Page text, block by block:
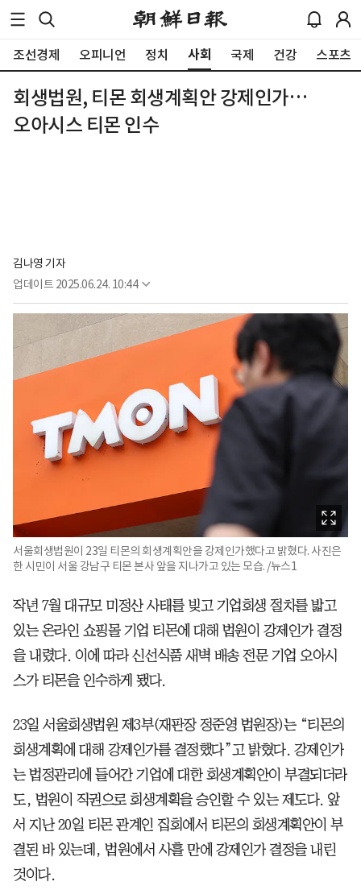
조선경제 오피니언 정치 사회 국제 건강 스포츠
회생법원, 티몬 회생계획안 강제인가…
오아시스 티몬 인수
김나영 기자
업데이트 2025.06.24. 10:44
서울회생법원이 23일 티몬의 회생계획안을 강제인가했다고 밝혔다. 사진은
한 시민이 서울 강남구 티몬 본사 앞을 지나가고 있는 모습. /뉴스1
작년 7월 대규모 미정산 사태를 빚고 기업회생 절차를 밟고
있는 온라인 쇼핑몰 기업 티몬에 대해 법원이 강제인가 결정
을 내렸다. 이에 따라 신선식품 새벽 배송 전문 기업 오아시
스가 티몬을 인수하게 됐다.
23일 서울회생법원 제3부(재판장 정준영 법원장)는 “티몬의
회생계획에 대해 강제인가를 결정했다”고 밝혔다. 강제인가
는 법정관리에 들어간 기업에 대한 회생계획안이 부결되더라
도, 법원이 직권으로 회생계획을 승인할 수 있는 제도다. 앞
서 지난 20일 티몬 관계인 집회에서 티몬의 회생계획안이 부
결된 바 있는데, 법원에서 사흘 만에 강제인가 결정을 내린
것이다.